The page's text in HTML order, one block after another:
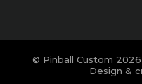
© Pinball Custom
Design &